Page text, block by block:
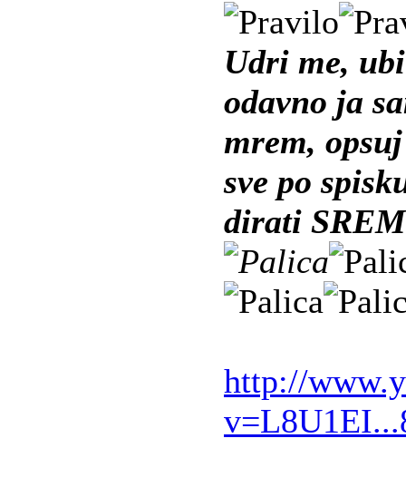
Udri me,
odavno ja
mrem,
sve po
dirati
http://